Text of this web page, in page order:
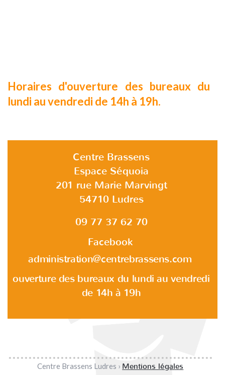
Horaires d'ouverture des bureaux du
lundi au vendredi de 14h à 19h.
Centre Brassens
Espace Séquoia
201 rue Marie Marvingt
54710 Ludres
09 77 37 62 70
Facebook
administration@centrebrassens.com
ouverture des bureaux du lundi au vendredi
de 14h à 19h
Centre Brassens Ludres › Mentions légales